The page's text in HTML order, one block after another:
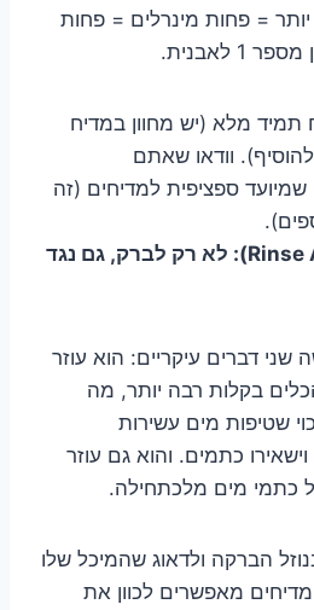
= פחות מינרלים = פחות
לאבנית.
תמיד מלא (יש מחוון במדיח
וודאו שאתם
ספציפית למדיחים (זה
נוזל הברקה (Rinse Aid): לא רק לברק, גם נגד
שני דברים עיקריים: הוא עוזר
בקלות רבה יותר, מה
שטיפות מים עשירות
וישאירו כתמים. והוא גם עוזר
כתמי מים מלכתחילה.
הברקה ולדאוג שהמיכל שלו
מאפשרים לכוון את